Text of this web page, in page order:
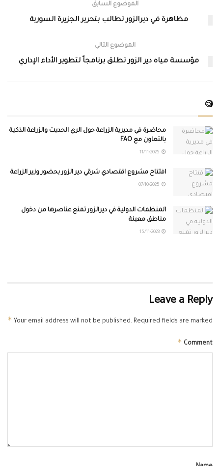
الموضوع السابق
مظاهرة في ديرالزور تطالب بتحرير الجزيرة السورية
الموضوع التالي
مؤسسة مياه دير الزور تطلق برنامجاً لتطوير الأداء الإداري
🧐
محاضرة في مديرية الزراعة حول الري الحديث والزراعة الذكية
بالتعاون مع FAO
افتتاح مشروع اقتصادي شرقي دير الزور بحضور وزير الزراعة
المنظمات الدولية في ديرالزور تمنع عناصرها من دخول
مناطق معينة
Leave a Reply
Your email address will not be published. Required fields are marked
*
Comment
*